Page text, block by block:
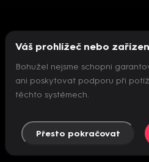
Nepodařilo se
Váš prohlížeč nebo
Bohužel nejsme schopni
ani poskytovat podporu při
těchto systémech.
Přesto pokračovat